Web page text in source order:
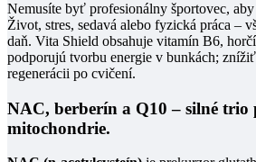
Nemusíte byť profesionálny športovec,
Život, stres, sedavá alebo fyzická práca –
daň. Vita Shield obsahuje vitamín B6,
podporujú tvorbu energie v bunkách;
regenerácii po cvičení.
NAC, berberín a Q10 – silné trio
mitochondrie.